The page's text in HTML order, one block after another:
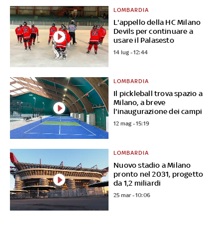
L'appello della HC Milano
Devils per continuare a
usare il Palasesto
LOMBARDIA
14 lug - 12:44
Il pickleball trova spazio a
Milano, a breve
l'inaugurazione dei campi
LOMBARDIA
12 mag - 15:19
Nuovo stadio a Milano
pronto nel 2031, progetto
da 1,2 miliardi
LOMBARDIA
25 mar - 10:06